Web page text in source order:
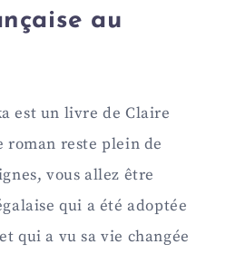
au
est un livre de Claire
roman reste plein de
vous allez être
qui a été adoptée
qui a vu sa vie changée